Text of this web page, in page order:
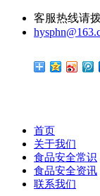
客服热线请
首页
关于我们
食品安全常识
食品安全资讯
联系我们